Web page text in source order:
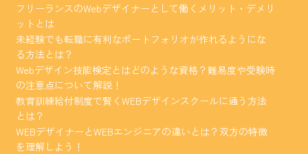
フリーランスのWebデザイナーとして働くメリット・デメリ
ットとは
未経験でも転職に有利なポートフォリオが作れるようにな
る方法とは？
Webデザイン技能検定とはどのような資格？難易度や受験時
の注意点について解説！
教育訓練給付制度で賢くWEBデザインスクールに通う方法
とは？
WEBデザイナーとWEBエンジニアの違いとは？双方の特徴
を理解しよう！